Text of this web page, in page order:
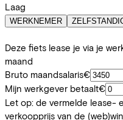
Laag
WERKNEMER
Deze fiets lease je via je
maand
Bruto maandsalaris€
Mijn werkgever betaalt€
Let op: de vermelde lease-
verkoopprijs van de